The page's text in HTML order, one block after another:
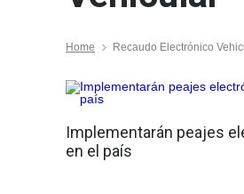
Home Recaudo Electrónico
Implementarán peajes
en el país